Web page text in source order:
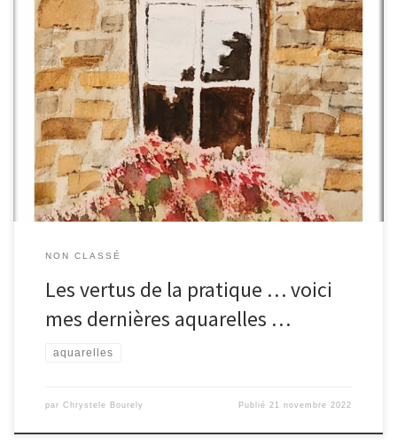
Aquarelle inspirée d’une photo du Parc de Méric Aquarelle
réalisée en « loose » Des montagnes … Aquarelle réalisée avec
des « brushos » en mode pouring et loose Aquarelle réalisée
avec l’aide d’une vidéo tuto présente sur Youtube Vous noterez
que j’ai changé de couleurs par rapport à […]
NON CLASSÉ
Les vertus de la pratique … voici
mes dernières aquarelles …
aquarelles
par Chrystele Bourely Publié21 novembre 2022